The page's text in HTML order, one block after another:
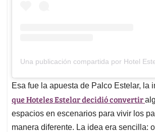
Una publicación compartida por Hotel
Esa fue la apuesta de Palco Estelar, la
que Hoteles Estelar decidió convertir
espacios en escenarios para vivir los
manera diferente. La idea era sencilla: